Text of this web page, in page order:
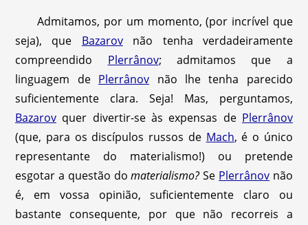
Admitamos, por um momento, (por incrível que
seja), que Bazarovnão tenha verdadeiramente
compreendido Plerrânov; admitamos que a
linguagem de Plerrânov não lhe tenha parecido
suficientemente clara. Seja! Mas, perguntamos,
Bazarov quer divertir-se às expensas de Plerrânov
(que, para os discípulos russos de Mach, é o único
representante do materialismo!) ou pretende
esgotar a questão domaterialismo?Se Plerrânov não
é, em vossa opinião, suficientemente claro ou
bastante consequente, por que não recorreis a